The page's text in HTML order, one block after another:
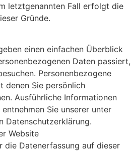
letztgenannten Fall erfolgt die
Gründe.
einen einfachen Überblick
Daten passiert,
Personenbezogene
denen Sie persönlich
Ausführliche Informationen
Sie unserer unter
Datenschutzerklärung.
Website
Datenerfassung auf dieser